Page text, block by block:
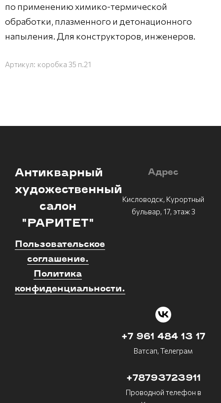
по применению химико-термической
обработки, плазменного и детонационного
напыления. Для конструкторов, инженеров.
Артикул: коробка 35 п.21
Антикварный
художественный
салон
"РАРИТЕТ"
Пользовательское
соглашение.
Политика
конфиденциальности.
Адрес
Кисловодск, Курортный
бульвар, 17, этаж 3
+7 961 484 13 17
Ватсап, Телеграм
+78793723911
Проводной телефон в